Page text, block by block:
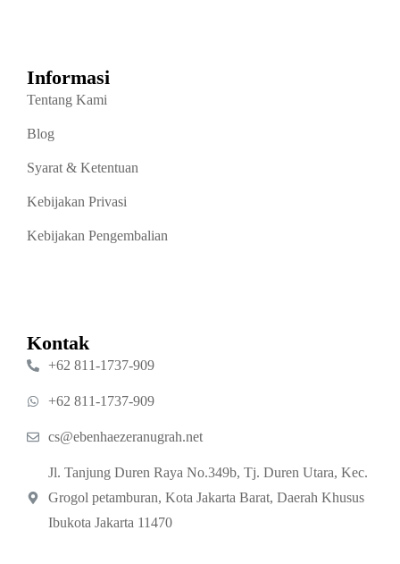
Informasi
Tentang Kami
Blog
Syarat & Ketentuan
Kebijakan Privasi
Kebijakan Pengembalian
Kontak
‪+62 811‑1737‑909‬
‪+62 811‑1737‑909‬
cs@ebenhaezeranugrah.net
Jl. Tanjung Duren Raya No.349b, Tj. Duren Utara, Kec.
Grogol petamburan, Kota Jakarta Barat, Daerah Khusus
Ibukota Jakarta 11470